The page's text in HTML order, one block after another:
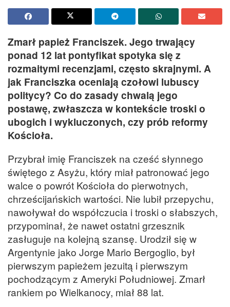
Zmarł papież Franciszek. Jego trwający
ponad 12 lat pontyfikat spotyka się z
rozmaitymi recenzjami, często skrajnymi. A
jak Franciszka oceniają czołowi lubuscy
politycy? Co do zasady chwalą jego
postawę, zwłaszcza w kontekście troski o
ubogich i wykluczonych, czy prób reformy
Kościoła.
Przybrał imię Franciszek na cześć słynnego
świętego z Asyżu, który miał patronować jego
walce o powrót Kościoła do pierwotnych,
chrześcijańskich wartości. Nie lubił przepychu,
nawoływał do współczucia i troski o słabszych,
przypominał, że nawet ostatni grzesznik
zasługuje na kolejną szansę. Urodził się w
Argentynie jako Jorge Mario Bergoglio, był
pierwszym papieżem jezuitą i pierwszym
pochodzącym z Ameryki Południowej. Zmarł
rankiem po Wielkanocy, miał 88 lat.